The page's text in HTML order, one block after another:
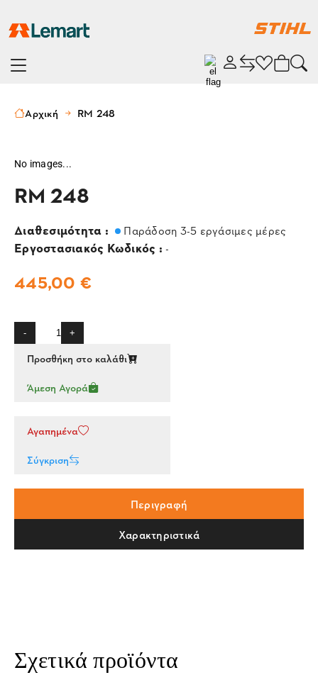
Αρχική RM 248
No images...
RM 248
Διαθεσιμότητα : Παράδοση 3-5 εργάσιμες μέρες
Εργοστασιακός Κωδικός : -
445,00 €
- +
Προσθήκη στο καλάθι
Άμεση Αγορά
Αγαπημένα
Σύγκριση
Περιγραφή
Χαρακτηριστικά
Σχετικά προϊόντα